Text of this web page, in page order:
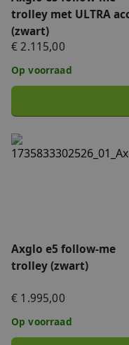
trolley met ULTRA
(zwart)
€ 2.115,00
Op voorraad
Axglo e5 follow-me
trolley (zwart)
€ 1.995,00
Op voorraad
Axglo e5 follow-me